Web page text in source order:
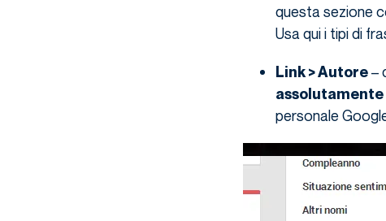
questa sezione
Usa qui i tipi di
Link > Autore–
assolutamente
personale